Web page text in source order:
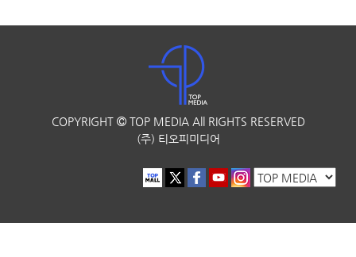
COPYRIGHT TOP MEDIA All RIGHTS RESERVED
(주) 티오피미디어